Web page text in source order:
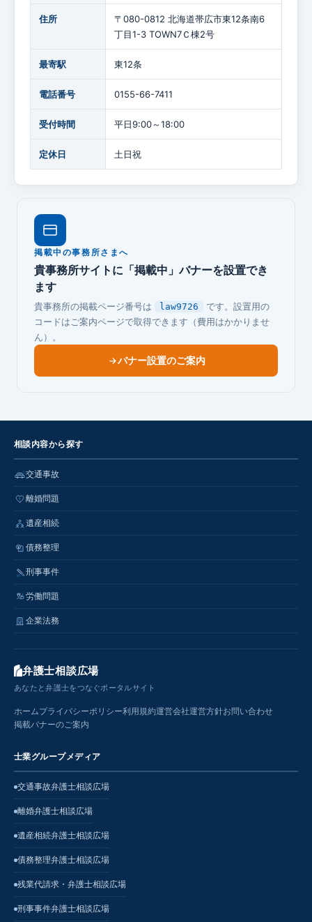
住所
〒080-0812 北海道帯広市東12条南6
丁目1-3 TOWN7Ｃ棟2号
最寄駅 東12条
電話番号 0155-66-7411
受付時間 平日9:00～18:00
定休日 土日祝
掲載中の事務所さまへ
貴事務所サイトに「掲載中」バナーを設置でき
ます
貴事務所の掲載ページ番号は law9726
です。設置用の
コードはご案内ページで取得できます（費用はかかりませ
ん）。
バナー設置のご案内
相談内容から探す
交通事故
離婚問題
遺産相続
債務整理
刑事事件
労働問題
企業法務
弁護士相談広場
あなたと弁護士をつなぐポータルサイト
ホームプライバシーポリシー利用規約運営会社運営方針お問い合わせ
掲載バナーのご案内
士業グループメディア
交通事故弁護士相談広場
離婚弁護士相談広場
遺産相続弁護士相談広場
債務整理弁護士相談広場
残業代請求・弁護士相談広場
刑事事件弁護士相談広場